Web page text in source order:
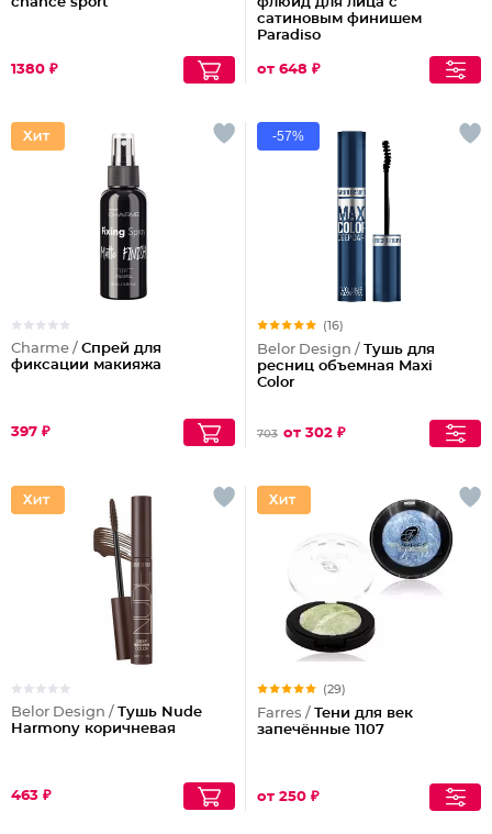
1380 ₽
сатиновым финишем
Paradiso
от 648 ₽
Charme / Спрей для
фиксации макияжа
397 ₽
-57%
(16)
Belor Design / Тушь для
ресниц объемная Maxi
Color
703 от 302 ₽
Belor Design / Тушь Nude
Harmony коричневая
463 ₽
(29)
Farres / Тени для век
запечённые 1107
от 250 ₽